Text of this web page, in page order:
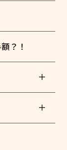
？！